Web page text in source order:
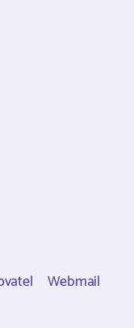
Webmail